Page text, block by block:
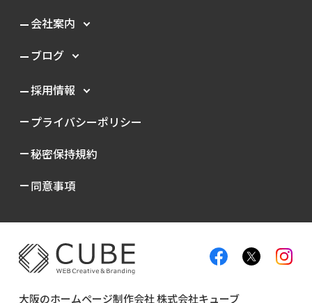
会社案内
ブログ
採用情報
プライバシーポリシー
秘密保持規約
同意事項
大阪のホームページ制作会社 株式会社キューブ